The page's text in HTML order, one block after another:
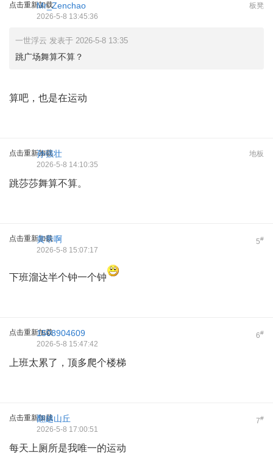
点击重新加载 板凳
Mr_Zenchao
2026-5-8 13:45:36
一世浮云 发表于 2026-5-8 13:35
跳广场舞算不算？
算吧，也是在运动
点击重新加载 地板
孙强壮
2026-5-8 14:10:35
跳莎莎舞算不算。
点击重新加载 5#
黄帝啊
2026-5-8 15:07:17
下班溜达半个钟一个钟
点击重新加载 6#
1508904609
2026-5-8 15:47:42
上班太累了，顶多爬个楼梯
点击重新加载 7#
翻越山丘
2026-5-8 17:00:51
每天上厕所是我唯一的运动